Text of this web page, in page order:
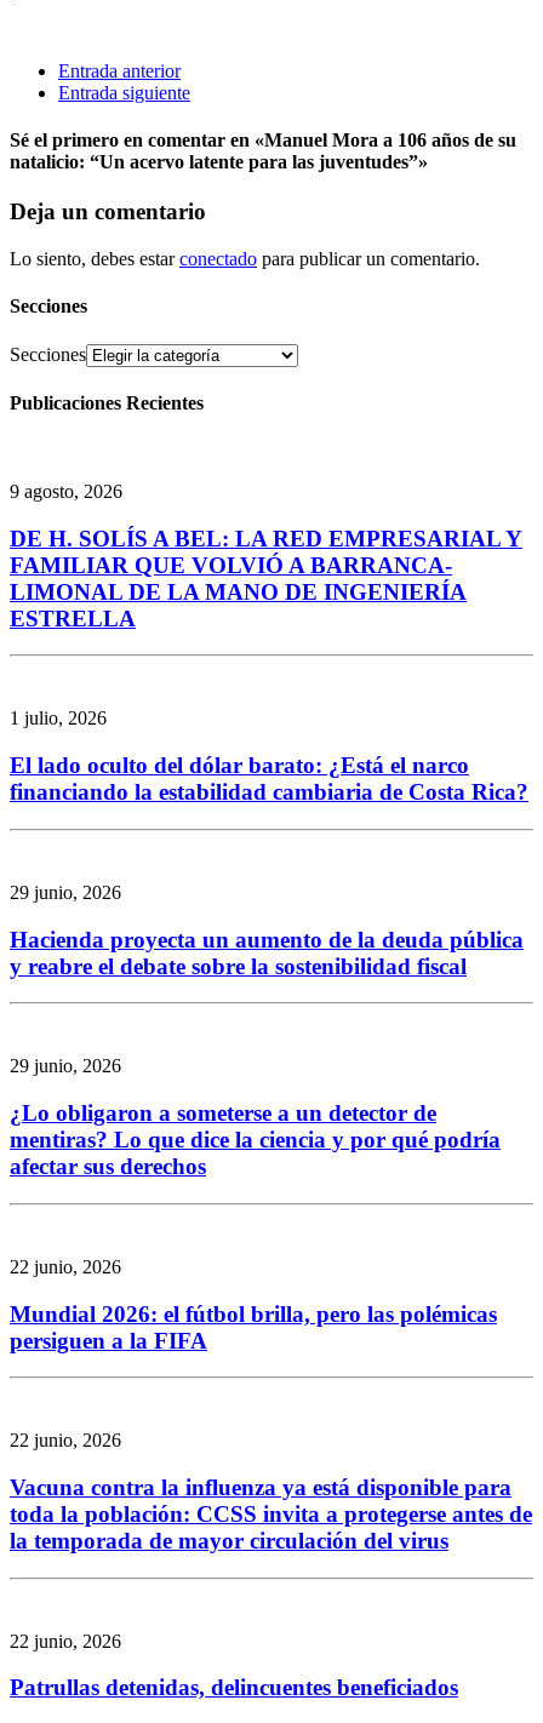
Entrada anterior
Entrada siguiente
Sé el primero en comentar en «Manuel Mora a 106 años de su
natalicio: “Un acervo latente para las juventudes”»
Deja un comentario
Lo siento, debes estarconectado para publicar un comentario.
Secciones
Secciones
Publicaciones Recientes
9 agosto, 2026
DE H. SOLÍS A BEL: LA RED EMPRESARIAL Y
FAMILIAR QUE VOLVIÓ A BARRANCA-
LIMONAL DE LA MANO DE INGENIERÍA
ESTRELLA
1 julio, 2026
El lado oculto del dólar barato: ¿Está el narco
financiando la estabilidad cambiaria de Costa Rica?
29 junio, 2026
Hacienda proyecta un aumento de la deuda pública
y reabre el debate sobre la sostenibilidad fiscal
29 junio, 2026
¿Lo obligaron a someterse a un detector de
mentiras? Lo que dice la ciencia y por qué podría
afectar sus derechos
22 junio, 2026
Mundial 2026: el fútbol brilla, pero las polémicas
persiguen a la FIFA
22 junio, 2026
Vacuna contra la influenza ya está disponible para
toda la población: CCSS invita a protegerse antes de
la temporada de mayor circulación del virus
22 junio, 2026
Patrullas detenidas, delincuentes beneficiados